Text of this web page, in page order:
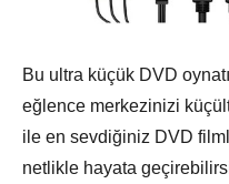
Bu ultra küçük DVD
eğlence merkezinizi
ile en sevdiğiniz DVD
netlikle hayata